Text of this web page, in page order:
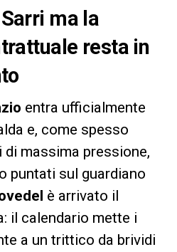
ma la
resta in
entra ufficialmente
e, come spesso
massima pressione,
puntati sul guardiano
è arrivato il
il calendario mette i
a un trittico da brividi